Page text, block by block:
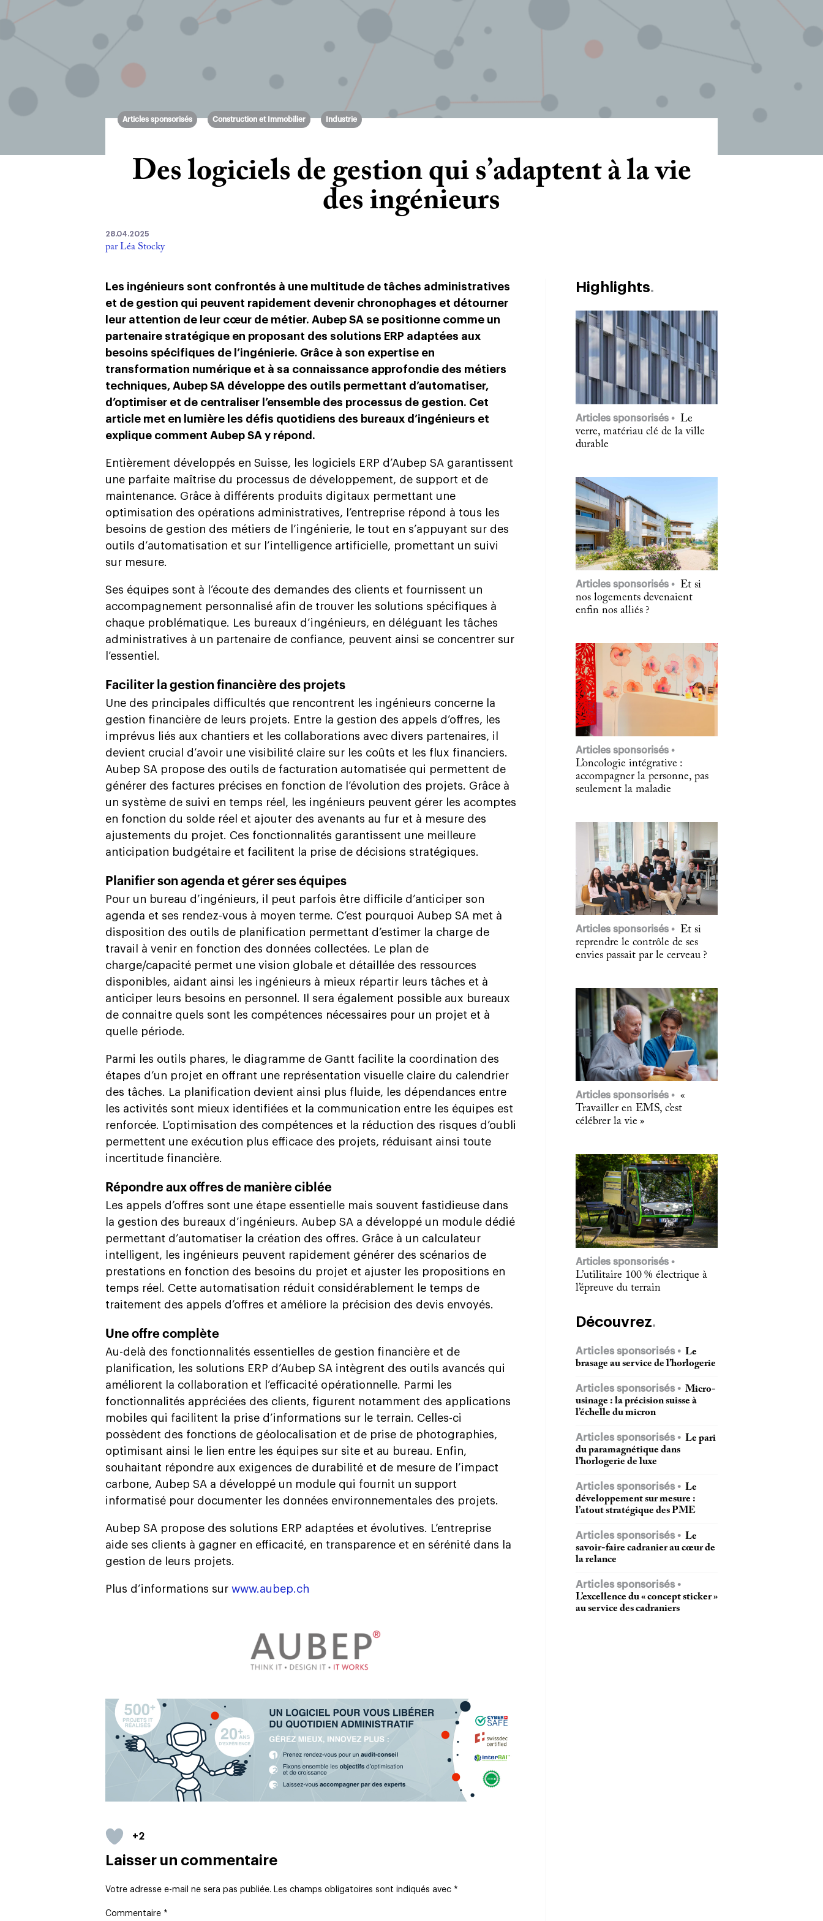
Articles sponsorisés Construction et Immobilier Industrie
Des logiciels de gestion qui s’adaptent à la vie
des ingénieurs
28.04.2025
par Léa Stocky
Les ingénieurs sont confrontés à une multitude de tâches administratives
et de gestion qui peuvent rapidement devenir chronophages et détourner
leur attention de leur cœur de métier. Aubep SA se positionne comme un
partenaire stratégique en proposant des solutions ERP adaptées aux
besoins spécifiques de l’ingénierie. Grâce à son expertise en
transformation numérique et à sa connaissance approfondie des métiers
techniques, Aubep SA développe des outils permettant d’automatiser,
d’optimiser et de centraliser l’ensemble des processus de gestion. Cet
article met en lumière les défis quotidiens des bureaux d’ingénieurs et
explique comment Aubep SA y répond.
Entièrement développés en Suisse, les logiciels ERP d’Aubep SA garantissent
une parfaite maîtrise du processus de développement, de support et de
maintenance. Grâce à différents produits digitaux permettant une
optimisation des opérations administratives, l’entreprise répond à tous les
besoins de gestion des métiers de l’ingénierie, le tout en s’appuyant sur des
outils d’automatisation et sur l’intelligence artificielle, promettant un suivi
sur mesure.
Ses équipes sont à l’écoute des demandes des clients et fournissent un
accompagnement personnalisé afin de trouver les solutions spécifiques à
chaque problématique. Les bureaux d’ingénieurs, en déléguant les tâches
administratives à un partenaire de confiance, peuvent ainsi se concentrer sur
l’essentiel.
Faciliter la gestion financière des projets
Une des principales difficultés que rencontrent les ingénieurs concerne la
gestion financière de leurs projets. Entre la gestion des appels d’offres, les
imprévus liés aux chantiers et les collaborations avec divers partenaires, il
devient crucial d’avoir une visibilité claire sur les coûts et les flux financiers.
Aubep SA propose des outils de facturation automatisée qui permettent de
générer des factures précises en fonction de l’évolution des projets. Grâce à
un système de suivi en temps réel, les ingénieurs peuvent gérer les acomptes
en fonction du solde réel et ajouter des avenants au fur et à mesure des
ajustements du projet. Ces fonctionnalités garantissent une meilleure
anticipation budgétaire et facilitent la prise de décisions stratégiques.
Planifier son agenda et gérer ses équipes
Pour un bureau d’ingénieurs, il peut parfois être difficile d’anticiper son
agenda et ses rendez-vous à moyen terme. C’est pourquoi Aubep SA met à
disposition des outils de planification permettant d’estimer la charge de
travail à venir en fonction des données collectées. Le plan de
charge/capacité permet une vision globale et détaillée des ressources
disponibles, aidant ainsi les ingénieurs à mieux répartir leurs tâches et à
anticiper leurs besoins en personnel. Il sera également possible aux bureaux
de connaitre quels sont les compétences nécessaires pour un projet et à
quelle période.
Parmi les outils phares, le diagramme de Gantt facilite la coordination des
étapes d’un projet en offrant une représentation visuelle claire du calendrier
des tâches. La planification devient ainsi plus fluide, les dépendances entre
les activités sont mieux identifiées et la communication entre les équipes est
renforcée. L’optimisation des compétences et la réduction des risques d’oubli
permettent une exécution plus efficace des projets, réduisant ainsi toute
incertitude financière.
Répondre aux offres de manière ciblée
Les appels d’offres sont une étape essentielle mais souvent fastidieuse dans
la gestion des bureaux d’ingénieurs. Aubep SA a développé un module dédié
permettant d’automatiser la création des offres. Grâce à un calculateur
intelligent, les ingénieurs peuvent rapidement générer des scénarios de
prestations en fonction des besoins du projet et ajuster les propositions en
temps réel. Cette automatisation réduit considérablement le temps de
traitement des appels d’offres et améliore la précision des devis envoyés.
Une offre complète
Au-delà des fonctionnalités essentielles de gestion financière et de
planification, les solutions ERP d’Aubep SA intègrent des outils avancés qui
améliorent la collaboration et l’efficacité opérationnelle. Parmi les
fonctionnalités appréciées des clients, figurent notamment des applications
mobiles qui facilitent la prise d’informations sur le terrain. Celles-ci
possèdent des fonctions de géolocalisation et de prise de photographies,
optimisant ainsi le lien entre les équipes sur site et au bureau. Enfin,
souhaitant répondre aux exigences de durabilité et de mesure de l’impact
carbone, Aubep SA a développé un module qui fournit un support
informatisé pour documenter les données environnementales des projets.
Aubep SA propose des solutions ERP adaptées et évolutives. L’entreprise
aide ses clients à gagner en efficacité, en transparence et en sérénité dans la
gestion de leurs projets.
Plus d’informations sur www.aubep.ch
+2
Laisser un commentaire
Votre adresse e-mail ne sera pas publiée. Les champs obligatoires sont indiqués avec *
Commentaire *
Highlights
Articles sponsorisés
Le
verre, matériau clé de la ville
durable
Articles sponsorisés
Et si
nos logements devenaient
enfin nos alliés ?
Articles sponsorisés
L’oncologie intégrative :
accompagner la personne, pas
seulement la maladie
Articles sponsorisés
Et si
reprendre le contrôle de ses
envies passait par le cerveau ?
Articles sponsorisés
«
Travailler en EMS, c’est
célébrer la vie »
Articles sponsorisés
L’utilitaire 100 % électrique à
l’épreuve du terrain
Découvrez
Articles sponsorisés
Le
brasage au service de l’horlogerie
Articles sponsorisés
Micro-
usinage : la précision suisse à
l’échelle du micron
Articles sponsorisés
Le pari
du paramagnétique dans
l’horlogerie de luxe
Articles sponsorisés
Le
développement sur mesure :
l’atout stratégique des PME
Articles sponsorisés
Le
savoir-faire cadranier au cœur de
la relance
Articles sponsorisés
L’excellence du « concept sticker »
au service des cadraniers